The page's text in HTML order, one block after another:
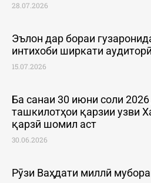
28.07.2026
Эълон дар бораи
интихоби ширкати аудиторӣ
15.07.2026
Ба санаи 30 июни соли
ташкилотҳои қарзии узви
қарзӣ шомил аст
30.06.2026
Рӯзи Ваҳдати миллӣ